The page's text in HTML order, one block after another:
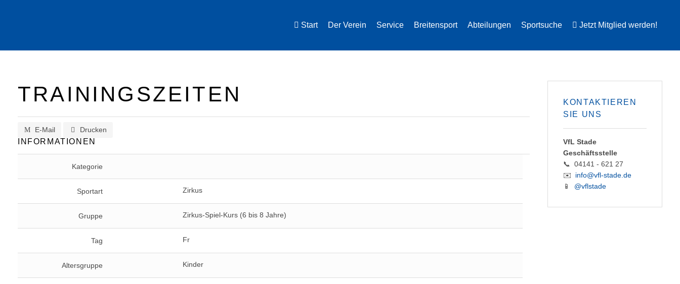
Start Der Verein Service Breitensport Abteilungen Sportsuche Jetzt Mitglied werden!
TRAININGSZEITEN
E-Mail Drucken
INFORMATIONEN
Kategorie
Sportart Zirkus
Gruppe Zirkus-Spiel-Kurs (6 bis 8 Jahre)
Tag Fr
Altersgruppe Kinder
KONTAKTIEREN
SIE UNS
VfL Stade
Geschäftsstelle
📞 04141 - 621 27
✉️ info@vfl-stade.de
📱 @vflstade